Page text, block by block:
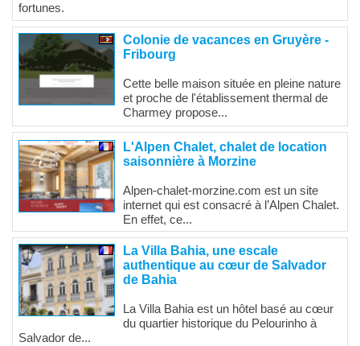
fortunes.
Colonie de vacances en Gruyère -
Fribourg
Cette belle maison située en pleine nature
et proche de l'établissement thermal de
Charmey propose...
L'Alpen Chalet, chalet de location
saisonnière à Morzine
Alpen-chalet-morzine.com est un site
internet qui est consacré à l’Alpen Chalet.
En effet, ce...
La Villa Bahia, une escale
authentique au cœur de Salvador
de Bahia
La Villa Bahia est un hôtel basé au cœur
du quartier historique du Pelourinho à
Salvador de...